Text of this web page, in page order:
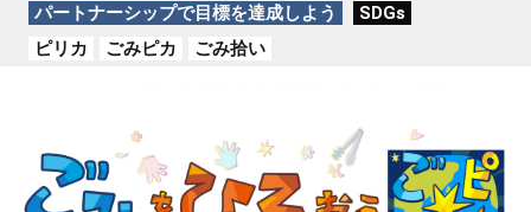
パートナーシップで目標を達成しよう
SDGs
ピリカ
ごみピカ ごみ拾い